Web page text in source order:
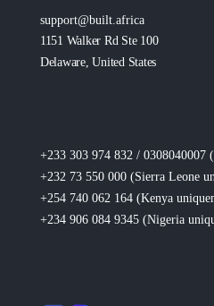
support@built.africa
1151 Walker Rd Ste 100
Delaware, United States
+233 303 974 832 / 0308040007
+232 73 550 000 (Sierra Leone
+254 740 062 164 (Kenya
+234 906 084 9345 (Nigeria